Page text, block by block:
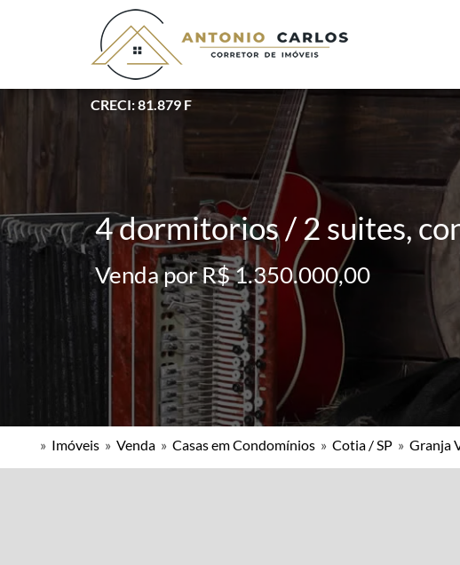
CRECI: 81.879 F
4 dormitorios / 2 suites,
Venda por R$ 1.350.000,00
» Imóveis » Venda » Casas em Condomínios » Cotia / SP » Granja